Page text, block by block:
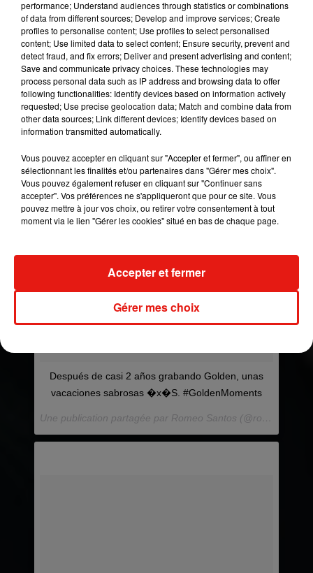
La preuve en image avec cette photo de lui torse
nu, une première pour le chanteur. Chyno Miranda
de son côté assume carrément son addiction à la
salle de sports avec des photos comme celle-ci
qui montre que le jeu en vaut la chandelle.
Después de casi 2 años grabando Golden, unas
vacaciones sabrosas �x�S. #GoldenMoments
performance; Understand audiences through statistics or combinations
of data from different sources; Develop and improve services; Create
profiles to personalise content; Use profiles to select personalised
content; Use limited data to select content; Ensure security, prevent and
detect fraud, and fix errors; Deliver and present advertising and content;
Save and communicate privacy choices. These technologies may
process personal data such as IP address and browsing data to offer
following functionalities: Identify devices based on information actively
requested; Use precise geolocation data; Match and combine data from
other data sources; Link different devices; Identify devices based on
information transmitted automatically.
Vous pouvez accepter en cliquant sur "Accepter et fermer", ou affiner en
sélectionnant les finalités et/ou partenaires dans "Gérer mes choix".
Vous pouvez également refuser en cliquant sur "Continuer sans
accepter". Vos préférences ne s'appliqueront que pour ce site. Vous
pouvez mettre à jour vos choix, ou retirer votre consentement à tout
moment via le lien "Gérer les cookies" situé en bas de chaque page.
Gérer mes choix
Accepter et fermer